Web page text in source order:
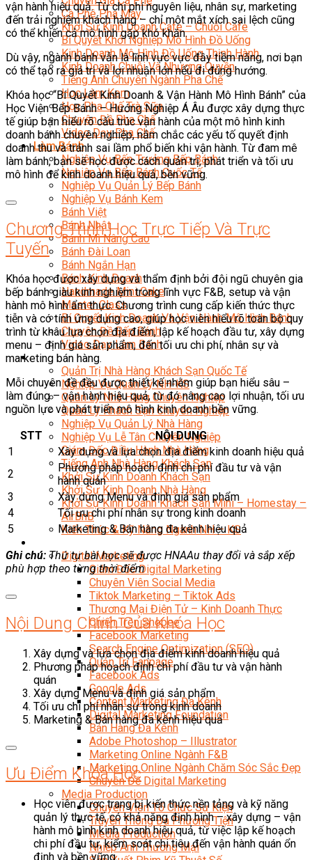
Nghiệp Vụ Bánh Kem Hiện Đại
Nghiệp Vụ Quản Lý
Bánh Kinh Doanh
Nghiệp Vụ Quản Lý Bếp Bánh
Handmade Mini Cake
Chương Trình Đào Tạo Master Class
Bí Quyết Kinh Doanh Và Vận Hành Mô Hình Bánh
Loading...
Cà Phê Pha Máy
Khởi Sự Kinh Doanh Cafe – Chuỗi Cafe
Bí Quyết Khởi Nghiệp Mô Hình Đồ Uống
Kinh Doanh Mô Hình Đồ Uống Thịnh Hành
Kinh Doanh Chuỗi Và Nhượng Quyền
Tiếng Anh Chuyên Ngành Pha Chế
Học Làm Kem
Học Pha Chế Trà Sữa
Chuyên Đề Pha Chế
Video Dạy Pha Chế
Làm Bánh
Nghiệp Vụ Bếp Trưởng Bếp Bánh
Nghiệp Vụ Bếp Bánh Quốc Tế
Nghiệp Vụ Quản Lý Bếp Bánh
Nghiệp Vụ Bánh Kem
Bánh Việt
Bánh Nhật
Bánh Mì Nâng Cao
Bánh Đài Loan
Bánh Ngắn Hạn
Bánh Kinh Doanh
Handmade Mini Cake
Master Class
Bí Quyết Kinh Doanh Và Vận Hành Mô Hình Bánh
Chuyên Đề Bếp Bánh
Video Dạy Làm Bánh
Quản Trị NHKS
Quản Trị Nhà Hàng Khách Sạn Quốc Tế
Nghiệp Vụ Quản Lý NH-KS
Quản Lý Nhà Hàng Chuyên Nghiệp
Quản Lý Khách Sạn Chuyên Nghiệp
Nghiệp Vụ Quản Lý Nhà Hàng
Nghiệp Vụ Lễ Tân Chuyên Nghiệp
Giám Đốc Điều Hành Nhà Hàng
Tiếng Anh Nhà Hàng Khách Sạn
Khởi Sự Kinh Doanh Khách Sạn
Khởi Sự Kinh Doanh Nhà Hàng
Khởi Sự Kinh Doanh Khách Sạn Mini – Homestay –
AirBnB
Kiến Thức & Kỹ Năng Ngành NH – KS
Digital Marketing
Giám Đốc Digital Marketing
Chuyên Viên Social Media
Tiktok Marketing – Tiktok Ads
Thương Mại Điện Tử – Kinh Doanh Thực
Chiến Trên Shopee
Facebook Marketing
Search Engine Optimization (SEO)
Quản Trị Fanpage
Facebook Ads
Google Ads
Content Marketing Đa Kênh
Digital Marketing Foundation
Bán Hàng Đa Kênh
Adobe Photoshop – Illustrator
Marketing Online Ngành F&B
Marketing Online Ngành Chăm Sóc Sắc Đẹp
Chuyên Đề Digital Marketing
Media Production
Chuyên Viên Tổ Chức Sự Kiện
Truyền Thông Đa Phương Tiện
Media Production
Nhiếp Ảnh Thương Mại
vận hành hiệu quả. Từ chi phí nguyên liệu, nhân sự, marketing
đến trải nghiệm khách hàng – chỉ một mắt xích sai lệch cũng
có thể khiến cả mô hình gặp khó khăn.
Dù vậy, ngành bánh vẫn là lĩnh vực vực đầy tiềm năng, nơi bạn
có thể tạo ra giá trị và lợi nhuận lớn nếu đi đúng hướng.
Khóa học “Bí Quyết Kinh Doanh & Vận Hành Mô Hình Bánh” của
Học Viện Bếp Bánh – Hướng Nghiệp Á Âu được xây dựng thực
tế giúp bạn hiểu rõ cấu trúc vận hành của một mô hình kinh
doanh bánh chuyên nghiệp, nắm chắc các yếu tố quyết định
doanh thu và tránh sai lầm phổ biến khi vận hành. Từ đam mê
làm bánh, bạn sẽ học được cách quản trị, phát triển và tối ưu
mô hình để kinh doanh hiệu quả, bền vững.
Chương Trình Học Trực Tiếp Và Trực
Tuyến
Khóa học được xây dựng và thẩm định bởi đội ngũ chuyên gia
bếp bánh giàu kinh nghiệm trong lĩnh vực F&B, setup và vận
hành mô hình ẩm thực. Chương trình cung cấp kiến thức thực
tiễn và có tính ứng dụng cao, giúp học viên hiểu rõ toàn bộ quy
trình từ khâu lựa chọn địa điểm, lập kế hoạch đầu tư, xây dựng
menu – định giá sản phẩm, đến tối ưu chi phí, nhân sự và
marketing bán hàng.
Mỗi chuyên đề đều được thiết kế nhằm giúp bạn hiểu sâu –
làm đúng – vận hành hiệu quả, từ đó nâng cao lợi nhuận, tối ưu
nguồn lực và phát triển mô hình kinh doanh bền vững.
STT
NỘI DUNG
1
Xây dựng và lựa chọn địa điểm kinh doanh hiệu quả
2
Phương pháp hoạch định chi phí đầu tư và vận
hành quán
3
Xây dựng Menu và định giá sản phẩm
4
Tối ưu chi phí nhân sự trong kinh doanh
5
Marketing & Bán hàng đa kênh hiệu quả
Ghi chú: Thứ tự bài học sẽ được HNAAu thay đổi và sắp xếp
phù hợp theo từng thời điểm
Nội Dung Chính Của Khóa Học
Xây dựng và lựa chọn địa điểm kinh doanh hiệu quả
Phương pháp hoạch định chi phí đầu tư và vận hành
quán
Xây dựng Menu và định giá sản phẩm
Tối ưu chi phí nhân sự trong kinh doanh
Marketing & Bán hàng đa kênh hiệu quả
Ưu Điểm Khóa Học
Học viên được trang bị kiến thức nền tảng và kỹ năng
quản lý thực tế, có khả năng định hình – xây dựng – vận
hành mô hình kinh doanh hiệu quả, từ việc lập kế hoạch
chi phí đầu tư, kiểm soát chi tiêu đến vận hành quán ổn
định và bền vững.